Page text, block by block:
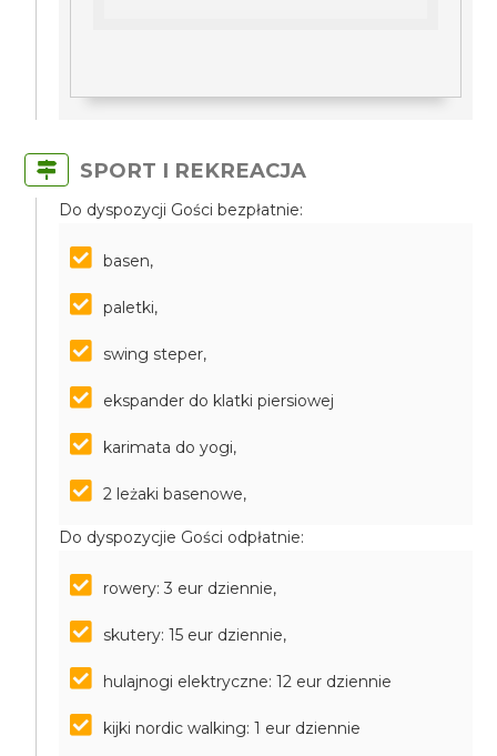
SPORT I REKREACJA
Do dyspozycji Gości bezpłatnie:
basen,
paletki,
swing steper,
ekspander do klatki piersiowej
karimata do yogi,
2 leżaki basenowe,
Do dyspozycjie Gości odpłatnie:
rowery: 3 eur dziennie,
skutery: 15 eur dziennie,
hulajnogi elektryczne: 12 eur dziennie
kijki nordic walking: 1 eur dziennie